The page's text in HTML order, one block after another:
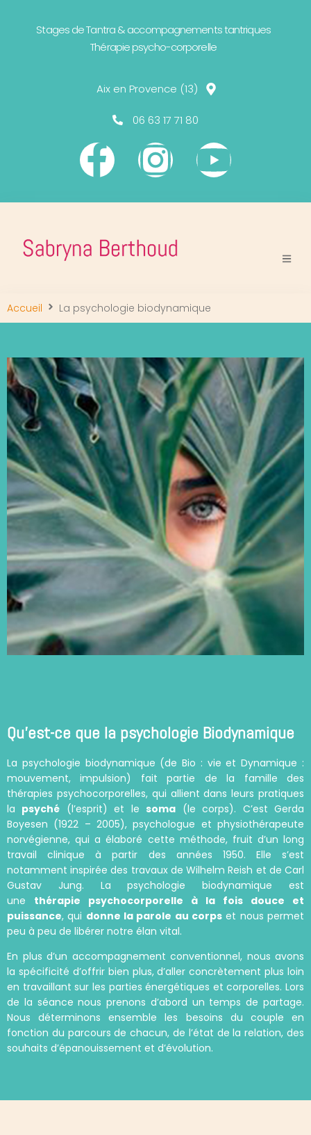
Stages de Tantra & accompagnements tantriques
Thérapie psycho-corporelle
Aix en Provence (13)
06 63 17 71 80
Accueil La psychologie biodynamique
Qu’est-ce que la psychologie Biodynamique
La psychologie biodynamique (de Bio : vie et Dynamique :
mouvement, impulsion) fait partie de la famille des
thérapies psychocorporelles, qui allient dans leurs pratiques
la psyché (l’esprit) et lesoma (le corps). C’est Gerda
Boyesen (1922 – 2005), psychologue et physiothérapeute
norvégienne, qui a élaboré cette méthode, fruit d’un long
travail clinique à partir des années 1950. Elle s’est
notamment inspirée des travaux de Wilhelm Reish et de Carl
Gustav Jung. La psychologie biodynamique est
une thérapie psychocorporelle à la fois douce et
puissance, qui donne la parole au corps et nous permet
peu à peu de libérer notre élan vital.
En plus d’un accompagnement conventionnel, nous avons
la spécificité d’offrir bien plus, d’aller concrètement plus loin
en travaillant sur les parties énergétiques et corporelles. Lors
de la séance nous prenons d’abord un temps de partage.
Nous déterminons ensemble les besoins du couple en
fonction du parcours de chacun, de l’état de la relation, des
souhaits d’épanouissement et d’évolution.